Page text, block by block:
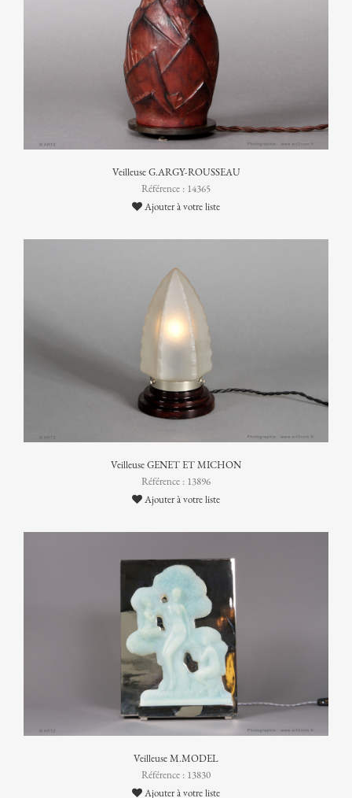
Veilleuse G.ARGY-ROUSSEAU
Référence : 14365
Ajouter à votre liste
Veilleuse GENET ET MICHON
Référence : 13896
Ajouter à votre liste
Veilleuse M.MODEL
Référence : 13830
Ajouter à votre liste